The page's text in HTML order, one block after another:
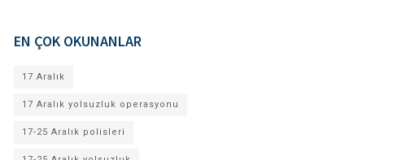
EN ÇOK OKUNANLAR
17 Aralık
17 Aralık yolsuzluk operasyonu
17-25 Aralık polisleri